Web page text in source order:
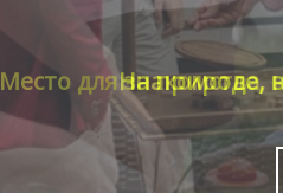
Место для